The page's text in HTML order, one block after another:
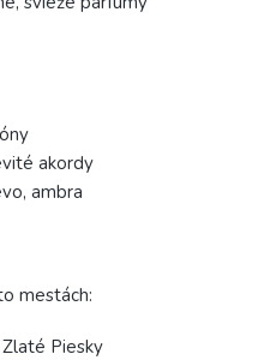
akordy
ambra
mestách:
Piesky